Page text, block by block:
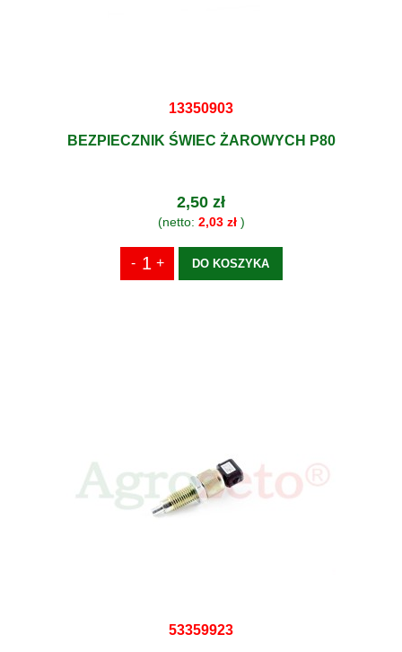
13350903
BEZPIECZNIK ŚWIEC ŻAROWYCH P80
2,50 zł
(netto: 2,03 zł)
DO KOSZYKA
53359923